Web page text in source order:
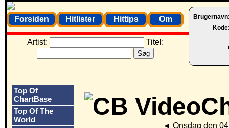
Forsiden Hitlister Hittips Om
Artist: Titel:
Top Of
ChartBase
Top Of The
World
◄ Onsdag den